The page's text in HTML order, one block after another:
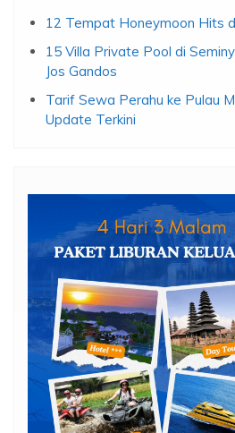
12 Tempat Honeymoon Hits
15 Villa Private Pool di
Jos Gandos
Tarif Sewa Perahu ke Pulau
Update Terkini